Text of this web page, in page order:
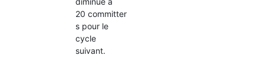
20 committer
s pour le
cycle
suivant.